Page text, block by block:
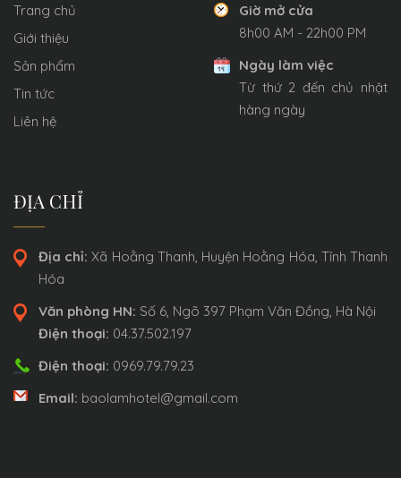
Trang chủ
Giới thiệu
Sản phẩm
Tin tức
Liên hệ
Giờ mở cửa
8h00 AM - 22h00 PM
Ngày làm việc
Từ thứ 2 đến chủ nhật
hàng ngày
ĐỊA CHỈ
Địa chỉ:Xã Hoằng Thanh, Huyện Hoằng Hóa, Tỉnh Thanh
Hóa
Văn phòng HN: Số 6, Ngõ 397 Phạm Văn Đồng, Hà Nội
Điện thoại: 04.37.502.197
Điện thoại: 0969.79.79.23
Email: baolamhotel@gmail.com